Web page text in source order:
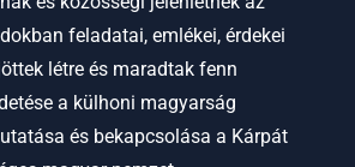
feladatai, emlékei, érdekei
létre és maradtak fenn
a külhoni magyarság
és bekapcsolása a Kárpát